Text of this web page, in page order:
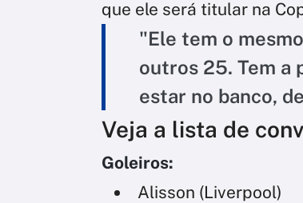
que ele será titular na
"Ele tem o
outros 25. Tem a
estar no banco,
Veja a lista de
Goleiros:
Alisson (Liverpool)